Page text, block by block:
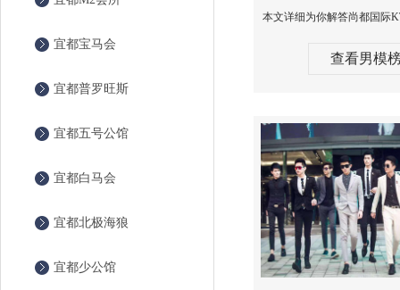
宜都宝马会
宜都普罗旺斯
宜都五号公馆
宜都白马会
宜都北极海狼
宜都少公馆
查看男模